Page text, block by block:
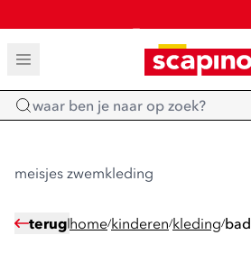
TOT 70% KORTING OP
SHOP NIEUW
Home
meisjes zwemkleding
terug home/kinderen/kleding/